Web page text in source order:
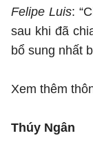
Felipe Luis:
sau khi đã
bổ sung nhất
Xem thêm
Thúy Ngân